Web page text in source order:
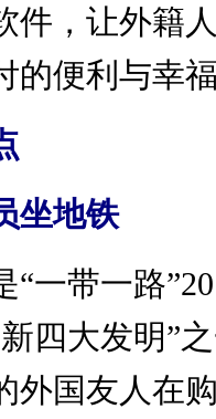
件，让外籍
的便利与幸
地铁
带一路”20
四大发明”
外国友人在